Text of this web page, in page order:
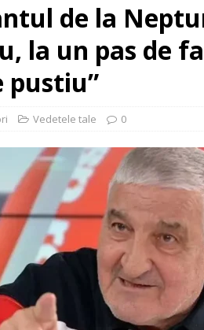
de la
la un pas de
pustiu”
Vedetele tale 0